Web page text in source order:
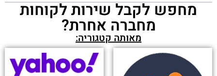
Intel's Moovit cutting 10% of staff | Ctech -
פורסם בתאריך 19-06-2024
Mobileye’s Moovit cutting 10% of staff - CTech